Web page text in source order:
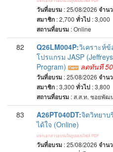
วันที่อบรม : 25/08/2026 จำน
สมาชิก : 2,700 ทั่วไป : 3,000
สถานที่อบรม :Online
82 Q26LM004P:วิเคราะห์
โปรแกรม JASP
Program)
ลดทันที
วันที่อบรม : 25/08/2026 จำน
สมาชิก : 3,300 ทั่วไป : 3,800
สถานที่อบรม : ส.ส.ท. ซอยพัฒ
83 A26PT040DT:จิตวิทยาบ
ได้ใจ (Online)
แจกเอกสารอบรมในรูปแบบไฟล์ PDF
วันที่อบรม : 25/08/2026 จำน